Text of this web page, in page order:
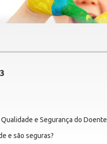
e Segurança do Doente
e são seguras?